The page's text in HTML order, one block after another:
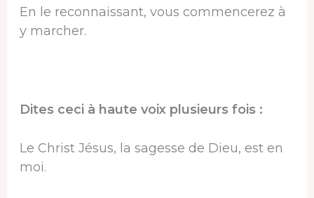
En le reconnaissant, vous commencerez à
y marcher.
Dites ceci à haute voix plusieurs fois :
Le Christ Jésus, la sagesse de Dieu, est en
moi.